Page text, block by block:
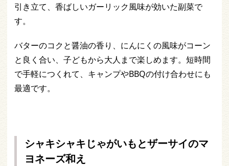
引き立て、香ばしいガーリック風味が効いた副菜で
す。
バターのコクと醤油の香り、にんにくの風味がコーン
と良く合い、子どもから大人まで楽しめます。短時間
で手軽につくれて、キャンプやBBQの付け合わせにも
最適です。
シャキシャキじゃがいもとザーサイのマ
ヨネーズ和え